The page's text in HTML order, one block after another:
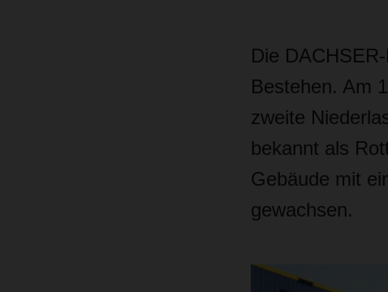
Die
Bestehen. Am
zweite
bekannt als
Gebäude mit
gewachsen.